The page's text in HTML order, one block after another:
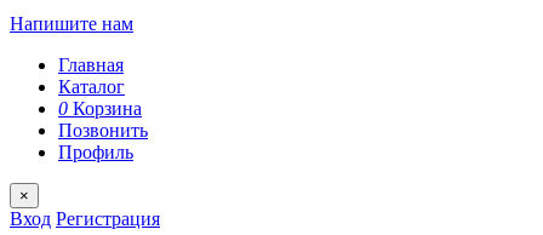
Напишите нам
Главная
Каталог
0 Корзина
Позвонить
Профиль
×
Вход Регистрация